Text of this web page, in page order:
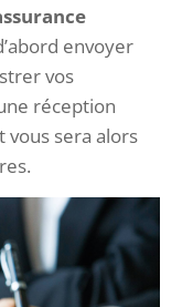
envoyer
vos
réception
vous sera alors